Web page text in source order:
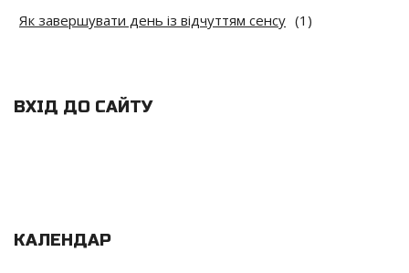
Як завершувати день із відчуттям сенсу (1)
ВХІД ДО САЙТУ
КАЛЕНДАР